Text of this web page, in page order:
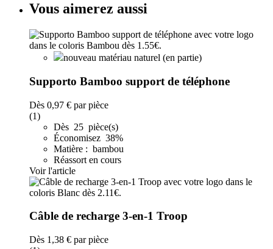
Vous aimerez aussi
nouveau matériau naturel (en partie)
Supporto Bamboo support de téléphone
Dès 0,97 € par pièce
(1)
Dès 25 pièce(s)
Économisez 38%
Matière : bambou
Réassort en cours
Voir l'article
Câble de recharge 3-en-1 Troop
Dès 1,38 € par pièce